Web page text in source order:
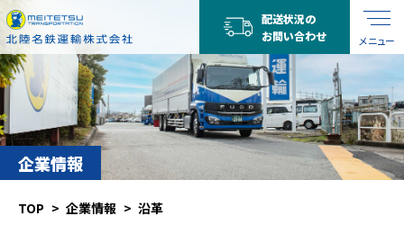
メニュー
配送状況の
お問い合わせ
企業情報
TOP 企業情報 沿革